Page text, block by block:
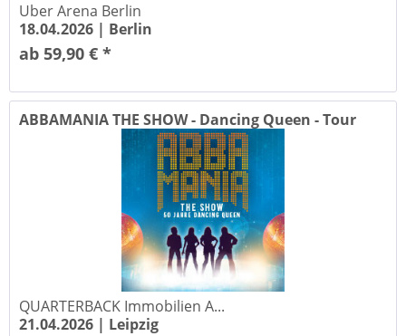
Uber Arena Berlin
18.04.2026 | Berlin
ab 59,90 € *
ABBAMANIA THE SHOW - Dancing Queen - Tour
QUARTERBACK Immobilien A...
21.04.2026 | Leipzig